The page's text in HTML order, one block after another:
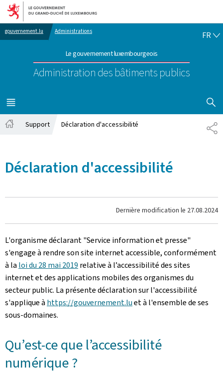
Aller au menu principal
Aller au contenu
gouvernement.lu Administrations
Le gouvernement luxembourgeois
Administration des bâtiments publics
FR
MENU
PRINCIPAL
Support Déclaration d'accessibilité
Déclaration d'accessibilité
Dernière modification le 27.08.2024
L'organisme déclarant"Service information et presse"
s'engage à rendre son site internet accessible, conformément
à la loi du 28 mai 2019 relative à l’accessibilité des sites
internet et des applications mobiles des organismes du
secteur public. La présente déclaration sur l'accessibilité
s'applique à https://gouvernement.luet à l'ensemble de ses
sous-domaines.
Qu’est-ce que l’accessibilité
numérique ?